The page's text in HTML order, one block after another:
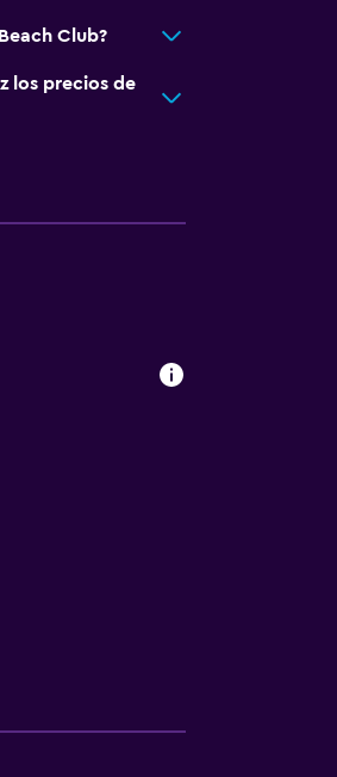
Club?
los precios de